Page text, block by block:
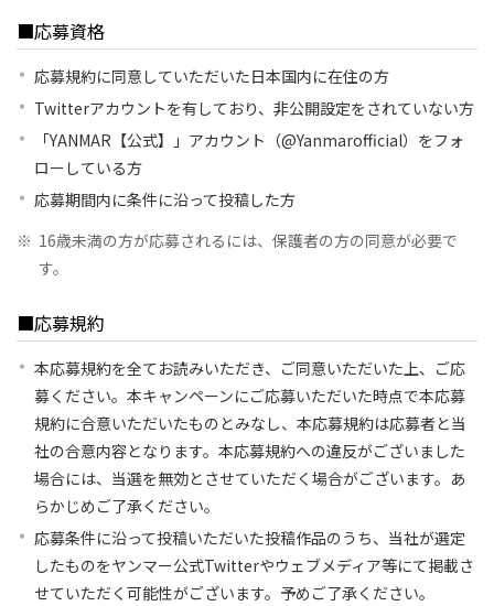
■応募資格
応募規約に同意していただいた日本国内に在住の方
Twitterアカウントを有しており、非公開設定をされていない方
「YANMAR【公式】」アカウント（@Yanmarofficial）をフォ
ローしている方
応募期間内に条件に沿って投稿した方
※ 16歳未満の方が応募されるには、保護者の方の同意が必要で
す。
■応募規約
本応募規約を全てお読みいただき、ご同意いただいた上、ご応
募ください。本キャンペーンにご応募いただいた時点で本応募
規約に合意いただいたものとみなし、本応募規約は応募者と当
社の合意内容となります。本応募規約への違反がございました
場合には、当選を無効とさせていただく場合がございます。あ
らかじめご了承ください。
応募条件に沿って投稿いただいた投稿作品のうち、当社が選定
したものをヤンマー公式Twitterやウェブメディア等にて掲載さ
せていただく可能性がございます。予めご了承ください。